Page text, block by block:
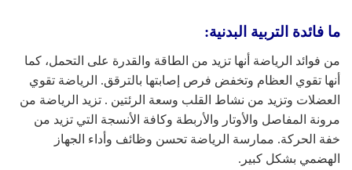
ما فائدة التربية البدنية:
من فوائد الرياضة أنها تزيد من الطاقة والقدرة على التحمل، كما
أنها تقوي العظام وتخفض فرص إصابتها بالترقق. الرياضة تقوي
العضلات وتزيد من نشاط القلب وسعة الرئتين . تزيد الرياضة من
مرونة المفاصل والأوتار والأربطة وكافة الأنسجة التي تزيد من
خفة الحركة. ممارسة الرياضة تحسن وظائف وأداء الجهاز
الهضمي بشكل كبير.